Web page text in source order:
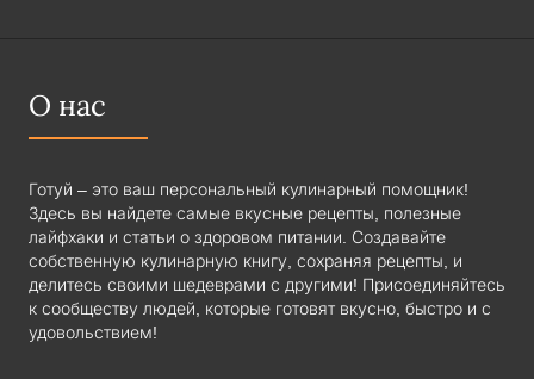
О нас
Готуй – это ваш персональный кулинарный помощник!
Здесь вы найдете самые вкусные рецепты, полезные
лайфхаки и статьи о здоровом питании. Создавайте
собственную кулинарную книгу, сохраняя рецепты, и
делитесь своими шедеврами с другими! Присоединяйтесь
к сообществу людей, которые готовят вкусно, быстро и с
удовольствием!